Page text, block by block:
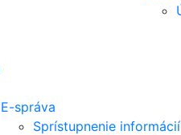
E-správa
Sprístupnenie informácií